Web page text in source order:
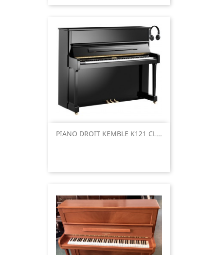
PIANO DROIT KEMBLE K121 CL...